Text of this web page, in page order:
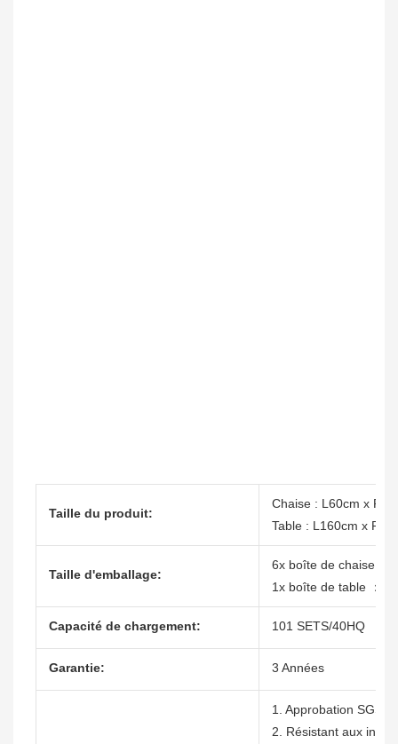
Taille du produit:
Chaise : L60cm x
Table : L160cm x
Taille d'emballage:
6x boîte de chaise ：
1x boîte de table ：
Capacité de chargement: 101 SETS/40HQ
Garantie: 3 Années
1. Approbation SGS
2. Résistant aux